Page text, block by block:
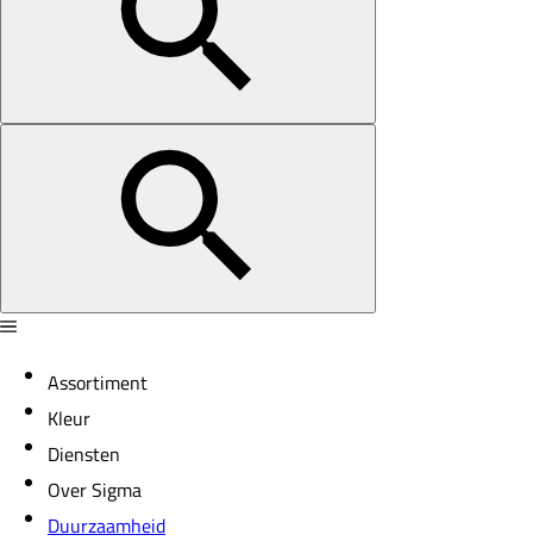
Assortiment
Kleur
Diensten
Over Sigma
Duurzaamheid